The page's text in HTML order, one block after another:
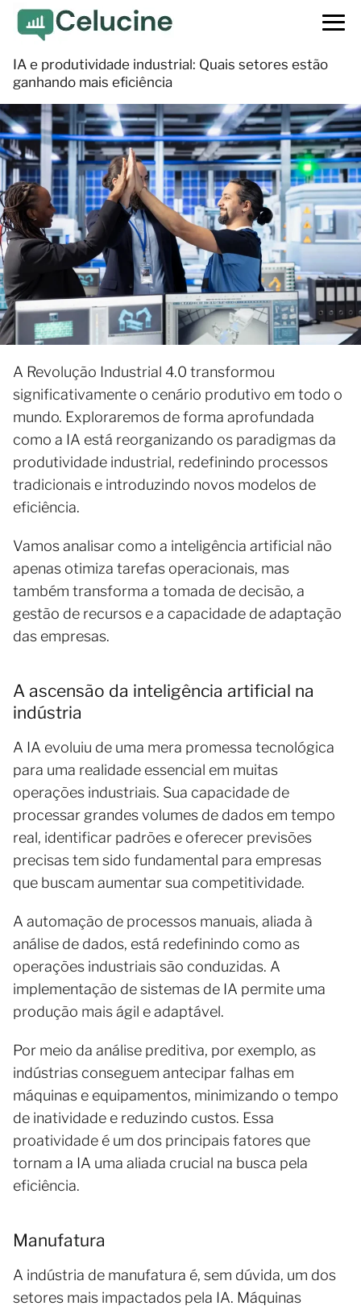
IA e produtividade industrial: Quais setores estão
ganhando mais eficiência
A Revolução Industrial 4.0 transformou
significativamente o cenário produtivo em todo o
mundo. Exploraremos de forma aprofundada
como a IA está reorganizando os paradigmas da
produtividade industrial, redefinindo processos
tradicionais e introduzindo novos modelos de
eficiência.
Vamos analisar como a inteligência artificial não
apenas otimiza tarefas operacionais, mas
também transforma a tomada de decisão, a
gestão de recursos e a capacidade de adaptação
das empresas.
A ascensão da inteligência artificial na
indústria
A IA evoluiu de uma mera promessa tecnológica
para uma realidade essencial em muitas
operações industriais. Sua capacidade de
processar grandes volumes de dados em tempo
real, identificar padrões e oferecer previsões
precisas tem sido fundamental para empresas
que buscam aumentar sua competitividade.
A automação de processos manuais, aliada à
análise de dados, está redefinindo como as
operações industriais são conduzidas. A
implementação de sistemas de IA permite uma
produção mais ágil e adaptável.
Por meio da análise preditiva, por exemplo, as
indústrias conseguem antecipar falhas em
máquinas e equipamentos, minimizando o tempo
de inatividade e reduzindo custos. Essa
proatividade é um dos principais fatores que
tornam a IA uma aliada crucial na busca pela
eficiência.
Manufatura
A indústria de manufatura é, sem dúvida, um dos
setores mais impactados pela IA. Máquinas